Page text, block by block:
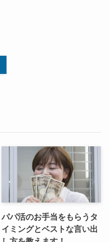
パパ活のお手当をもらうタ
イミングとベストな言い出